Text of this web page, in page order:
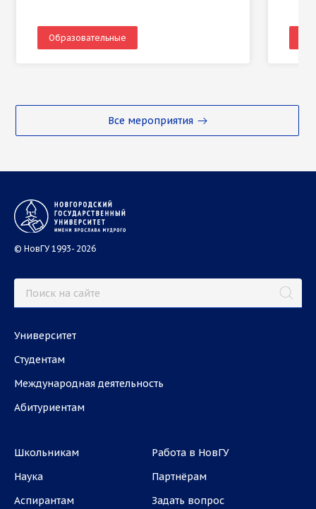
Все мероприятия
Образовательные
© НовГУ 1993- 2026
Университет
Студентам
Международная деятельность
Абитуриентам
Школьникам
Наука
Аспирантам
Работа в НовГУ
Партнёрам
Задать вопрос